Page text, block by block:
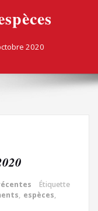
2020
Étiquette
, espèces,